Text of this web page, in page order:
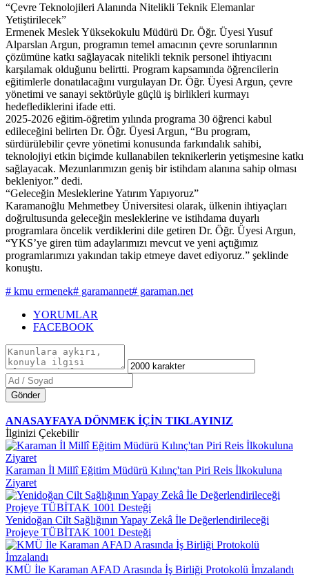
“Çevre Teknolojileri Alanında Nitelikli Teknik Elemanlar
Yetiştirilecek”
Ermenek Meslek Yüksekokulu Müdürü Dr. Öğr. Üyesi Yusuf
Alparslan Argun, programın temel amacının çevre sorunlarının
çözümüne katkı sağlayacak nitelikli teknik personel ihtiyacını
karşılamak olduğunu belirtti. Program kapsamında öğrencilerin
eğitimlerle donatılacağını vurgulayan Dr. Öğr. Üyesi Argun, çevre
yönetimi ve sanayi sektörüyle güçlü iş birlikleri kurmayı
hedeflediklerini ifade etti.
2025-2026 eğitim-öğretim yılında programa 30 öğrenci kabul
edileceğini belirten Dr. Öğr. Üyesi Argun, “Bu program,
sürdürülebilir çevre yönetimi konusunda farkındalık sahibi,
teknolojiyi etkin biçimde kullanabilen teknikerlerin yetişmesine katkı
sağlayacak. Mezunlarımızın geniş bir istihdam alanına sahip olması
bekleniyor.” dedi.
“Geleceğin Mesleklerine Yatırım Yapıyoruz”
Karamanoğlu Mehmetbey Üniversitesi olarak, ülkenin ihtiyaçları
doğrultusunda geleceğin mesleklerine ve istihdama duyarlı
programlara öncelik verdiklerini dile getiren Dr. Öğr. Üyesi Argun,
“YKS’ye giren tüm adaylarımızı mevcut ve yeni açtığımız
programlarımızı yakından takip etmeye davet ediyoruz.” şeklinde
konuştu.
# kmu ermenek# garamannet# garaman.net
YORUMLAR
FACEBOOK
Gönder
ANASAYFAYA DÖNMEK İÇİN TIKLAYINIZ
İlginizi Çekebilir
Karaman İl Millî Eğitim Müdürü Kılınç'tan Piri Reis İlkokuluna
Ziyaret
Yenidoğan Cilt Sağlığının Yapay Zekâ İle Değerlendirileceği
Projeye TÜBİTAK 1001 Desteği
KMÜ İle Karaman AFAD Arasında İş Birliği Protokolü İmzalandı